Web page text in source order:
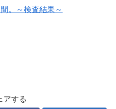
。～検査結果～
アする